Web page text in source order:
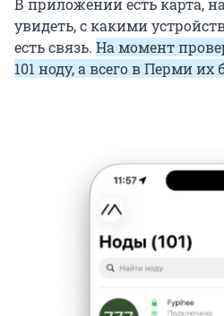
В приложении есть карта,
увидеть, с какими
есть связь. На момент
101 ноду, а всего в Перми их